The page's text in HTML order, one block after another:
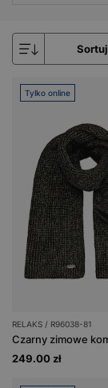
Sortuj
Tylko online
RELAKS / R96038-81
249.00 zł